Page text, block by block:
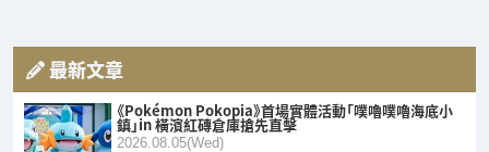
最新文章
《Pokémon Pokopia》首場實體活動「噗嚕噗嚕海底小
鎮」in 橫濱紅磚倉庫搶先直擊
2026.08.05(Wed)